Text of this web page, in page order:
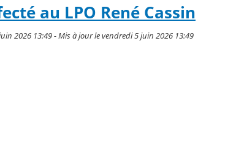
au LPO René Cassin
2026 13:49 - Mis à jour le vendredi 5 juin 2026 13:49